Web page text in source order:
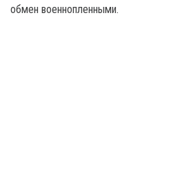
обмен военнопленными.